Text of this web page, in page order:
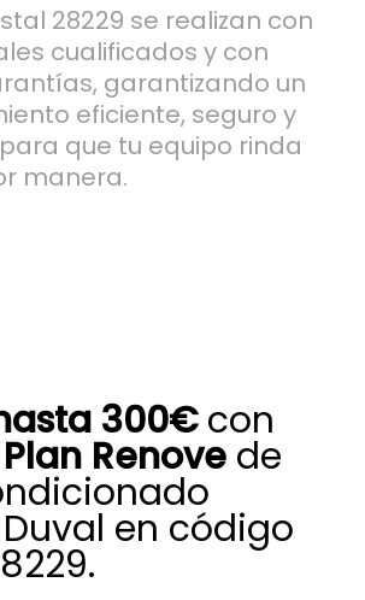
28229 se realizan con
cualificados y con
garantizando un
eficiente, seguro y
que tu equipo rinda
manera.
300€con
Plan Renovede
en código